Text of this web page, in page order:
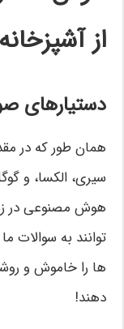
از
دستیارهای
همان طور که در
سیری، الکسا، و
هوش مصنوعی در
توانند به
ها را خاموش و
دهند!